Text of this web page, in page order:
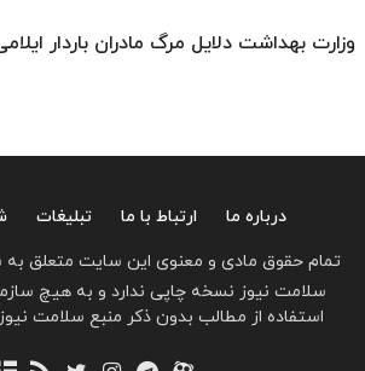
وزارت بهداشت دلایل‌ مرگ مادران باردار
درباره ما ارتباط با ما تبلیغات
تمام حقوق مادی و معنوی این سایت متعلق
سلامت نیوز نسخه چاپی ندارد و به هیچ
استفاده از مطالب بدون ذکر منبع سلامت نیوز